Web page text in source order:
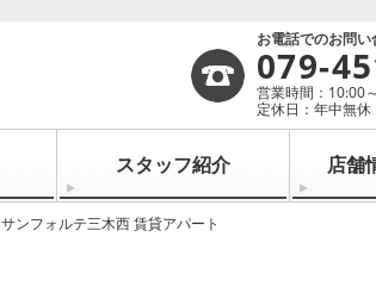
お電話でのお問い
079-
営業時間：10:00
定休日：年中無休
スタッフ紹介 店舗
サンフォルテ三木西 賃貸アパート